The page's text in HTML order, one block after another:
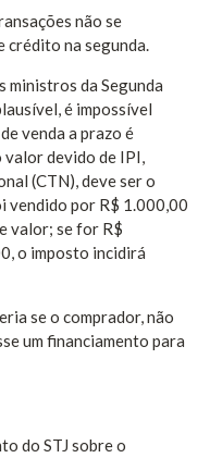
não se
crédito na segunda.
ministros da Segunda
é impossível
venda a prazo é
devido de IPI,
(CTN), deve ser o
vendido por R$ 1.000,00
valor; se for R$
o imposto incidirá
se o comprador, não
um financiamento para
do STJ sobre o